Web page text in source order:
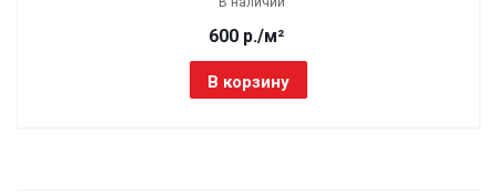
600 р./м²
В корзину